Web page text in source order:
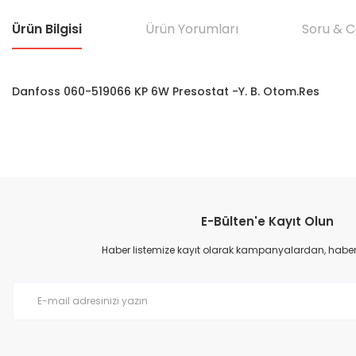
Ürün Bilgisi Ürün Yorumları Soru &
Danfoss 060-519066 KP 6W Presostat -Y. B. Otom.Res
Ürün resmi kalitesiz, bozuk veya görüntülenemiyor.
Ürün açıklamasında eksik bilgiler bulunuyor.
E-Bülten'e Kayıt Olun
Haber listemize kayıt olarak kampanyalardan,